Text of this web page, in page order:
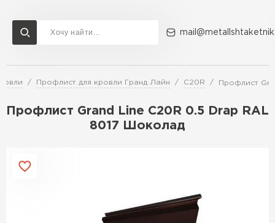
Профлист для кровли Гранд Лайн C20R Профлист
Профлист Grand Line C20R 0.5 Drap RAL
8017 Шоколад
Доставка и оплата Акции О компании Контакты
Перейти в каталог